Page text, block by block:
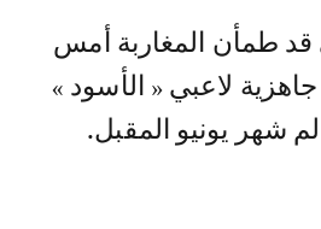
طمأن المغاربة أمس
لاعبي « الأسود »
شهر يونيو المقبل.